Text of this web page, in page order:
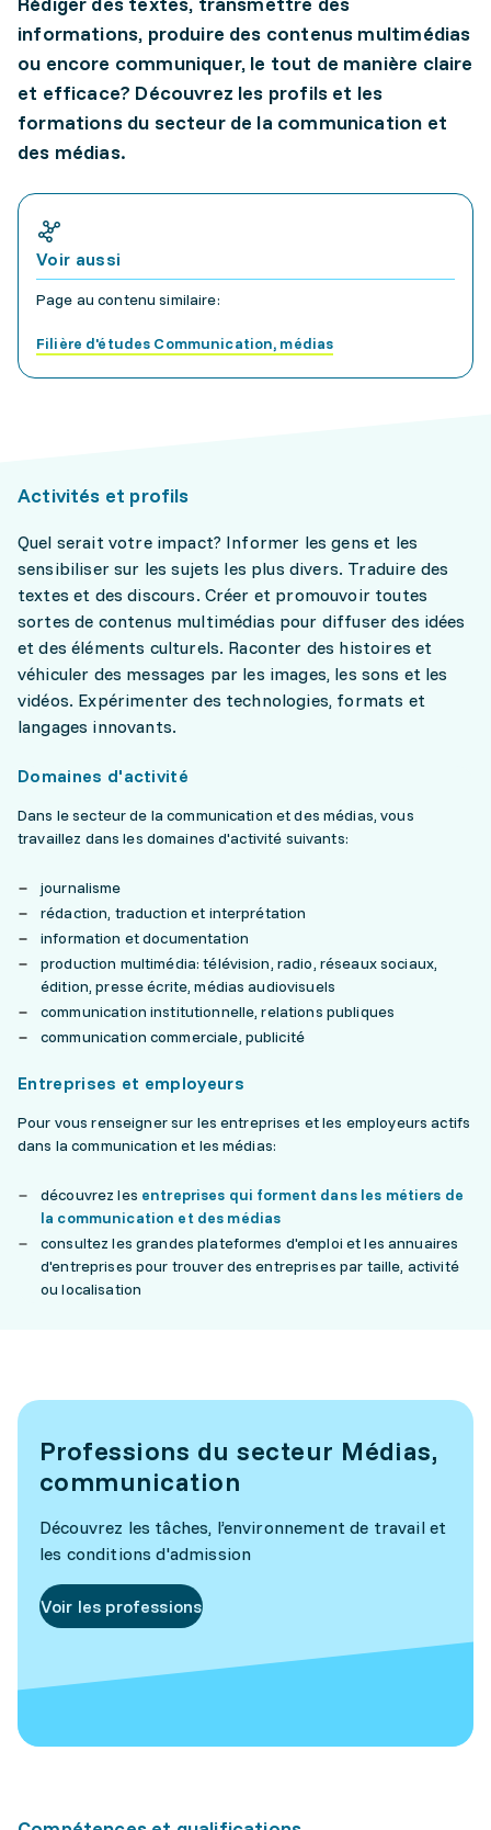
informations, produire des contenus multimédias
ou encore communiquer, le tout de manière claire
et efficace? Découvrez les profils et les
formations du secteur de la communication et
des médias.
Voir aussi
Page au contenu similaire:
Filière d'études Communication, médias
Activités et profils
Quel serait votre impact? Informer les gens et les
sensibiliser sur les sujets les plus divers. Traduire des
textes et des discours. Créer et promouvoir toutes
sortes de contenus multimédias pour diffuser des idées
et des éléments culturels. Raconter des histoires et
véhiculer des messages par les images, les sons et les
vidéos. Expérimenter des technologies, formats et
langages innovants.
Domaines d'activité
Dans le secteur de la communication et des médias, vous
travaillez dans les domaines d'activité suivants:
journalisme
rédaction, traduction et interprétation
information et documentation
production multimédia: télévision, radio, réseaux sociaux,
édition, presse écrite, médias audiovisuels
communication institutionnelle, relations publiques
communication commerciale, publicité
Entreprises et employeurs
Pour vous renseigner sur les entreprises et les employeurs actifs
dans la communication et les médias:
découvrez les entreprises qui forment dans les métiers de
la communication et des médias
consultez les grandes plateformes d'emploi et les annuaires
d'entreprises pour trouver des entreprises par taille, activité
ou localisation
Professions du secteur Médias,
communication
Découvrez les tâches, l’environnement de travail et
les conditions d'admission
Voir les professions